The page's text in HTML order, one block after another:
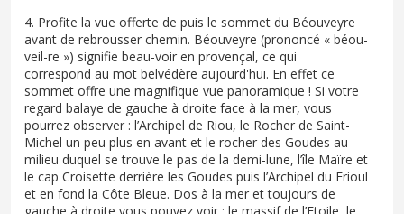
4. Profite la vue offerte de puis le sommet du Béouveyre
avant de rebrousser chemin. Béouveyre (prononcé « béou-
veil-re ») signifie beau-voir en provençal, ce qui
correspond au mot belvédère aujourd'hui. En effet ce
sommet offre une magnifique vue panoramique ! Si votre
regard balaye de gauche à droite face à la mer, vous
pourrez observer : l’Archipel de Riou, le Rocher de Saint-
Michel un peu plus en avant et le rocher des Goudes au
milieu duquel se trouve le pas de la demi-lune, l’île Maïre et
le cap Croisette derrière les Goudes puis l’Archipel du Frioul
et en fond la Côte Bleue. Dos à la mer et toujours de
gauche à droite vous pouvez voir : le massif de l’Etoile, le